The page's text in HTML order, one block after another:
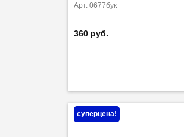
Арт. 0677бук
360 руб.
суперцена!